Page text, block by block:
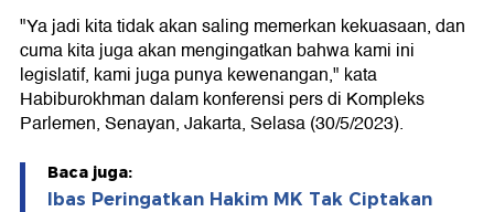
"Ya jadi kita tidak akan saling memerkan kekuasaan, dan
cuma kita juga akan mengingatkan bahwa kami ini
legislatif, kami juga punya kewenangan," kata
Habiburokhman dalam konferensi pers di Kompleks
Parlemen, Senayan, Jakarta, Selasa (30/5/2023).
Baca juga:
Ibas Peringatkan Hakim MK Tak Ciptakan